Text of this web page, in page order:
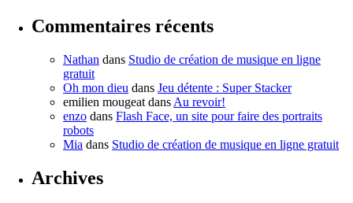
Commentaires récents
Nathan dans Studio de création de musique en ligne
gratuit
Oh mon dieu dans Jeu détente : Super Stacker
emilien mougeat dans Au revoir!
enzo dans Flash Face, un site pour faire des portraits
robots
Mia dans Studio de création de musique en ligne gratuit
Archives